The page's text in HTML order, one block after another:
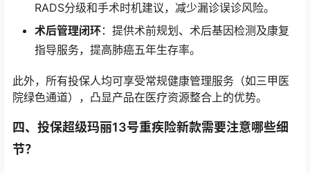
RADS分级和手术时机建议，减少漏诊误诊风险。
术后管理闭环：提供术前规划、术后基因检测及康复
指导服务，提高肺癌五年生存率。
此外，所有投保人均可享受常规健康管理服务（如三甲医
院绿色通道），凸显产品在医疗资源整合上的优势。
四、投保超级玛丽13号重疾险新款需要注意哪些细
节？